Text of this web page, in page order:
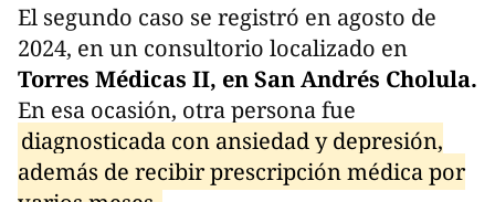
El segundo caso se registró en agosto de
2024, en un consultorio localizado en
Torres Médicas II, en San Andrés Cholula.
En esa ocasión, otra persona fue
diagnosticada con ansiedad y depresión,
además de recibir prescripción médica por